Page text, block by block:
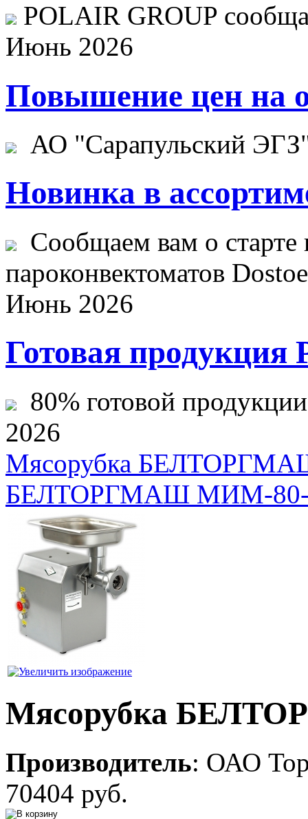
POLAIR GROUP
Июнь 2026
Повышение цен на
АО "Сарапульский
Новинка в
Сообщаем вам о старте
пароконвектоматов
Июнь 2026
Готовая продукция
80% готовой
2026
Мясорубка
БЕЛТОРГМАШ МИМ-80-
Мясорубка
Производитель: ОАО
70404 руб.